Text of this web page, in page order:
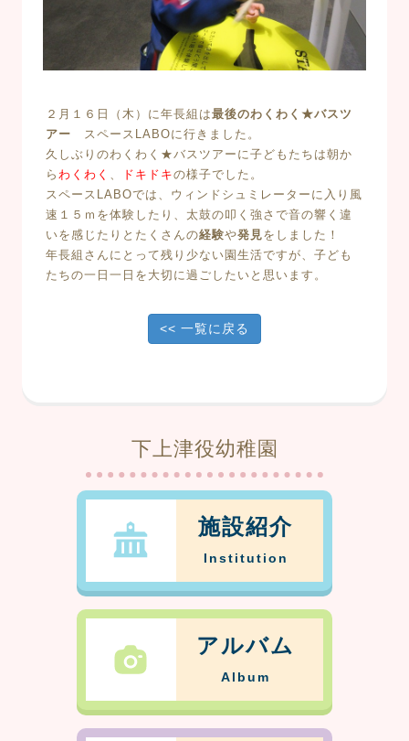
２月１６日（木）に年長組は最後のわくわく★バスツ
アー スペース LABOに行きました。
久しぶりのわくわく★バスツアーに子どもたちは朝か
らわくわく 、 ドキドキの様子でした。
スペース LABOでは、ウィンドシュミレーターに入り風
速１５ｍを体験したり、太鼓の叩く強さで音の響く違
いを感じたりとたくさんの経験や発見をしました！
年長組さんにとって残り少ない園生活ですが、子ども
たちの一日一日を大切に過ごしたいと思います。
<< 一覧に戻る
下上津役幼稚園
施設紹介
Institution
アルバム
Album